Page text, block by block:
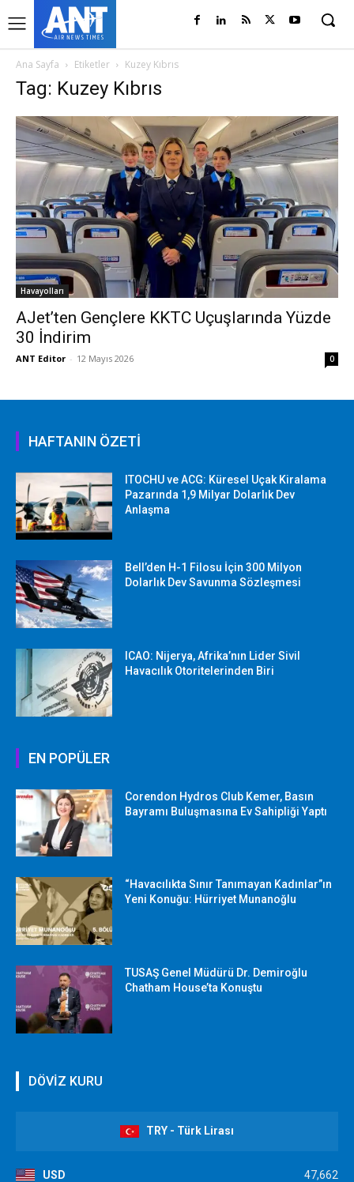
Ana Sayfa Etiketler Kuzey Kıbrıs
Tag: Kuzey Kıbrıs
Havayolları
AJet’ten Gençlere KKTC Uçuşlarında Yüzde
30 İndirim
ANT Editor - 12 Mayıs 2026 0
HAFTANIN ÖZETİ
ITOCHU ve ACG: Küresel Uçak Kiralama
Pazarında 1,9 Milyar Dolarlık Dev
Anlaşma
Bell’den H-1 Filosu İçin 300 Milyon
Dolarlık Dev Savunma Sözleşmesi
ICAO: Nijerya, Afrika’nın Lider Sivil
Havacılık Otoritelerinden Biri
EN POPÜLER
Corendon Hydros Club Kemer, Basın
Bayramı Buluşmasına Ev Sahipliği Yaptı
“Havacılıkta Sınır Tanımayan Kadınlar”ın
Yeni Konuğu: Hürriyet Munanoğlu
TUSAŞ Genel Müdürü Dr. Demiroğlu
Chatham House’ta Konuştu
DÖVİZ KURU
TRY - Türk Lirası
USD 47,662